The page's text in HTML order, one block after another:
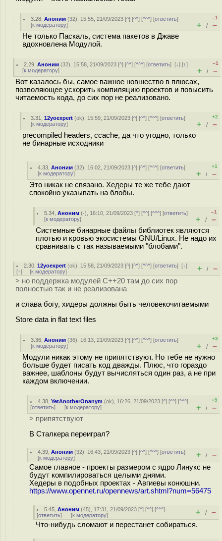
3.28 ,Аноним (32), 15:55, 21/09/2023 [^] [^^] [^^^] [ответить]
[к модератору]
–1
+ / –
Не только Паскаль, система пакетов в Джаве
вдохновлена Модулой.
2.29 ,Аноним (32), 15:58, 21/09/2023 [^] [^^] [^^^] [ответить][↓] [↑]
[к модератору]
–1
+ / –
Вот казалось бы, самое важное новшество в плюсах,
позволяющее ускорить компиляцию проектов и повысить
читаемость кода, до сих пор не реализовано.
3.31 ,12yoexpert (ok), 15:59, 21/09/2023 [^] [^^] [^^^] [ответить]
[к модератору]
+2
+ / –
precompiled headers, ccache, да что угодно, только
не бинарные исходники
4.33 ,Аноним (32), 16:02, 21/09/2023 [^] [^^] [^^^] [ответить]
[к модератору]
+1
+ / –
Это никак не связано. Хедеры те же тебе дают
спокойно указывать на блобы.
5.34 ,Аноним (-), 16:10, 21/09/2023 [^] [^^] [^^^] [ответить]
[к модератору]
–1
+ / –
Системные бинарные файлы библиотек являются
плотью и кровью экосистемы GNU/Linux. Не надо их
сравнивать с так называемыми "блобами".
2.30 ,12yoexpert (ok), 15:58, 21/09/2023 [^] [^^] [^^^] [ответить][↓]
[↑] [к модератору] + / –
> но поддержка модулей C++20 там до сих пор
полностью так и не реализована
и слава богу, хидеры должны быть человекочитаемыми
Store data in flat text files
3.36 ,Аноним (36), 16:13, 21/09/2023 [^] [^^] [^^^] [ответить]
[к модератору]
+3
+ / –
Модули никак этому не припятствуют. Но тебе не нужно
больше будет писать код дважды. Плюс, что гораздо
важнее, шаблоны будут вычисляться один раз, а не при
каждом включении.
4.38 ,YetAnotherOnanym (ok), 16:26, 21/09/2023 [^] [^^] [^^^]
[ответить] [к модератору]
+9
+ / –
> припятствуют
В Сталкера переиграл?
4.39 ,Аноним (32), 16:43, 21/09/2023 [^] [^^] [^^^] [ответить]
[к модератору] + / –
Самое главное - проекты размером с ядро Линукс не
будут компилироваться целыми днями.
Хедеры в подобных проектах - Авгиевы конюшни.
https://www.opennet.ru/opennews/art.shtml?num=56475
5.45 ,Аноним (45), 17:31, 21/09/2023 [^] [^^] [^^^]
[ответить] [к модератору] + / –
Что-нибудь сломают и перестанет собираться.